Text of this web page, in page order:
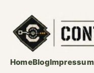
HomeBlogImpressum